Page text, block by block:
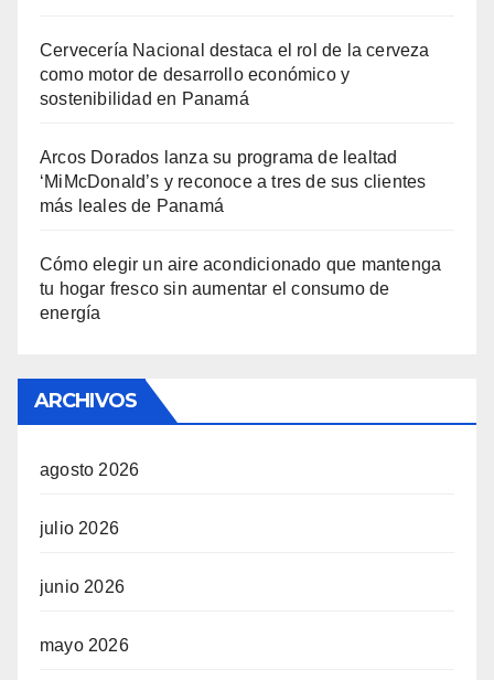
Cervecería Nacional destaca el rol de la cerveza
como motor de desarrollo económico y
sostenibilidad en Panamá
Arcos Dorados lanza su programa de lealtad
‘MiMcDonald’s y reconoce a tres de sus clientes
más leales de Panamá
Cómo elegir un aire acondicionado que mantenga
tu hogar fresco sin aumentar el consumo de
energía
ARCHIVOS
agosto 2026
julio 2026
junio 2026
mayo 2026